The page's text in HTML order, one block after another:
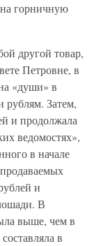
на горничную
другой товар,
Петровне, в
«души» в
рублям. Затем,
и продолжала
ведомостях»,
в начале
и
В
выше, чем в
в